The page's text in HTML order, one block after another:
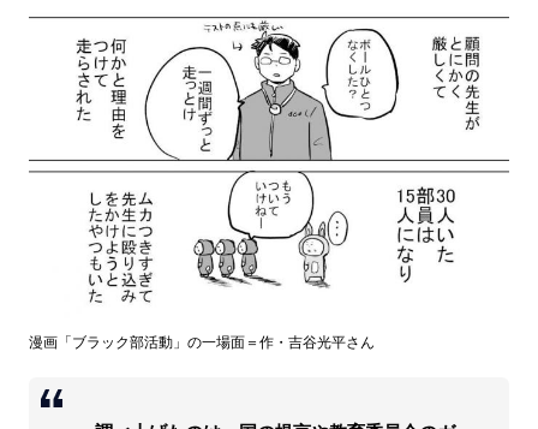
漫画「ブラック部活動」の一場面＝作・吉谷光平さん